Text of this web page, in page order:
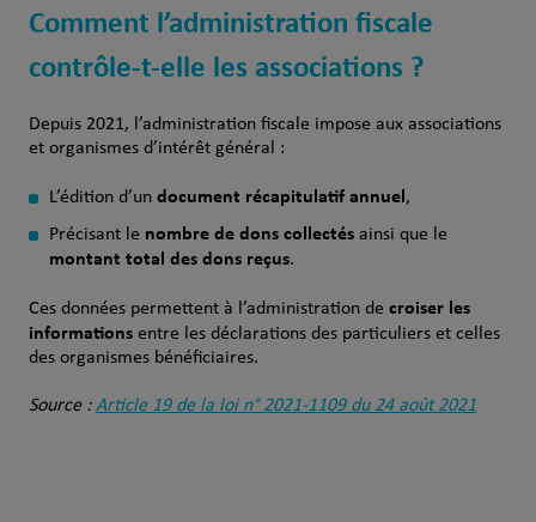
Comment l’administration fiscale
contrôle-t-elle les associations ?
Depuis 2021, l’administration fiscale impose aux associations
et organismes d’intérêt général :
L’édition d’un document récapitulatif annuel,
Précisant le nombre de dons collectésainsi que le
montant total des dons reçus.
Ces données permettent à l’administration de croiser les
informationsentre les déclarations des particuliers et celles
des organismes bénéficiaires.
Source :Article 19 de la loi n° 2021‑1109 du 24 août 2021